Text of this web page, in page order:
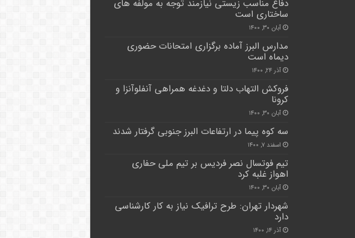
دفاع مناسب زیستی نیازمند توجه به مولفه های
ساختاری است
آبان ۳۰, ۱۴۰۰
مدارس البرز آماده برگزاری امتحانات حضوری
دیماه است
آذر ۲۴, ۱۴۰۰
فروکش التهاب دلتا و دغدغه همراهی آنفلوآنزا و
کرونا
آبان ۳۰, ۱۴۰۰
سه کوه پیما در ارتفاعات البرز جنوبی گرفتار شدند
اسفند ۷, ۱۴۰۰
تیم فوتسال نصر فردیس بر تیم ملی حفاری
اهواز غلبه کرد
آبان ۳۰, ۱۴۰۰
شهردار تهران: طرح ترافیک نیاز به کار کارشناسی
دارد
آذر ۱۴, ۱۴۰۰